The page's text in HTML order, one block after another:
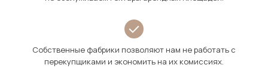
Собственные фабрики позволяют нам не работать с
перекупщиками и экономить на их комиссиях.